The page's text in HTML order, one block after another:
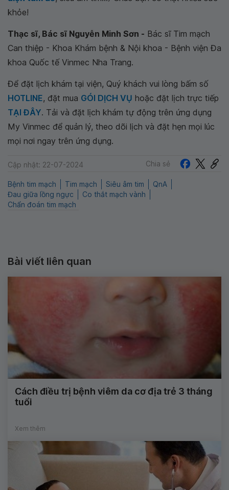
khỏe!
Thạc sĩ, Bác sĩ Nguyễn Minh Sơn - Bác sĩ Tim mạch
Can thiệp - Khoa Khám bệnh & Nội khoa - Bệnh viện Đa
khoa Quốc tế Vinmec Nha Trang.
Để đặt lịch khám tại viện, Quý khách vui lòng bấm số
HOTLINE, đặt mua GÓI DỊCH VỤ hoặc đặt lịch trực tiếp
TẠI ĐÂY. Tải và đặt lịch khám tự động trên ứng dụng
My Vinmec để quản lý, theo dõi lịch và đặt hẹn mọi lúc
mọi nơi ngay trên ứng dụng.
Cập nhật: 22-07-2024 Chia sẻ
Bệnh tim mạch Tim mạch Siêu âm tim
QnA
Đau giữa lồng ngực
Co thắt mạch vành
Chẩn đoán tim mạch
Bài viết liên quan
Cách điều trị bệnh viêm da cơ địa trẻ 3 tháng
tuổi
Xem thêm